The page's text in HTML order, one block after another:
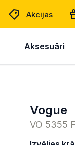
Akcijas
Aksesuāri
Vogue
VO 5355